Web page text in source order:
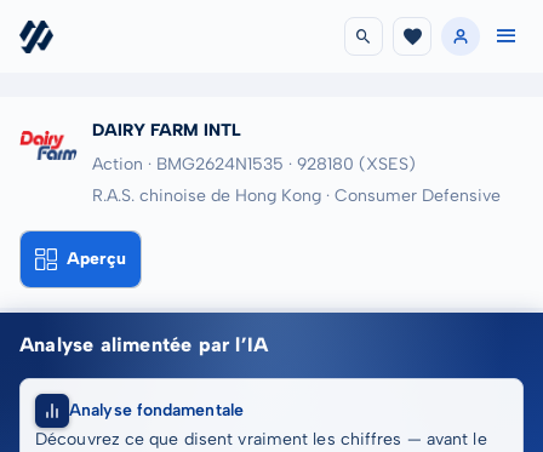
DAIRY FARM INTL
Action · BMG2624N1535 · 928180 (XSES)
R.A.S. chinoise de Hong Kong · Consumer Defensive
Aperçu
Analyse alimentée par l’IA
Analyse fondamentale
Découvrez ce que disent vraiment les chiffres — avant le